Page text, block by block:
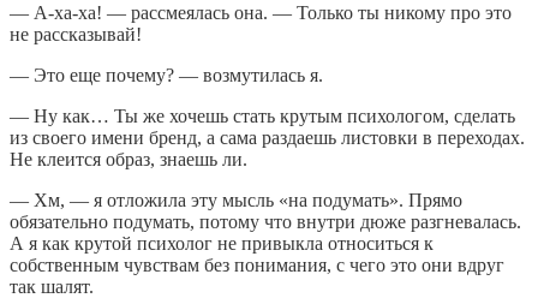
— А-ха-ха! — рассмеялась она. — Только ты никому про это
не рассказывай!
— Это еще почему? — возмутилась я.
— Ну как… Ты же хочешь стать крутым психологом, сделать
из своего имени бренд, а сама раздаешь листовки в переходах.
Не клеится образ, знаешь ли.
— Хм, — я отложила эту мысль «на подумать». Прямо
обязательно подумать, потому что внутри дюже разгневалась.
А я как крутой психолог не привыкла относиться к
собственным чувствам без понимания, с чего это они вдруг
так шалят.